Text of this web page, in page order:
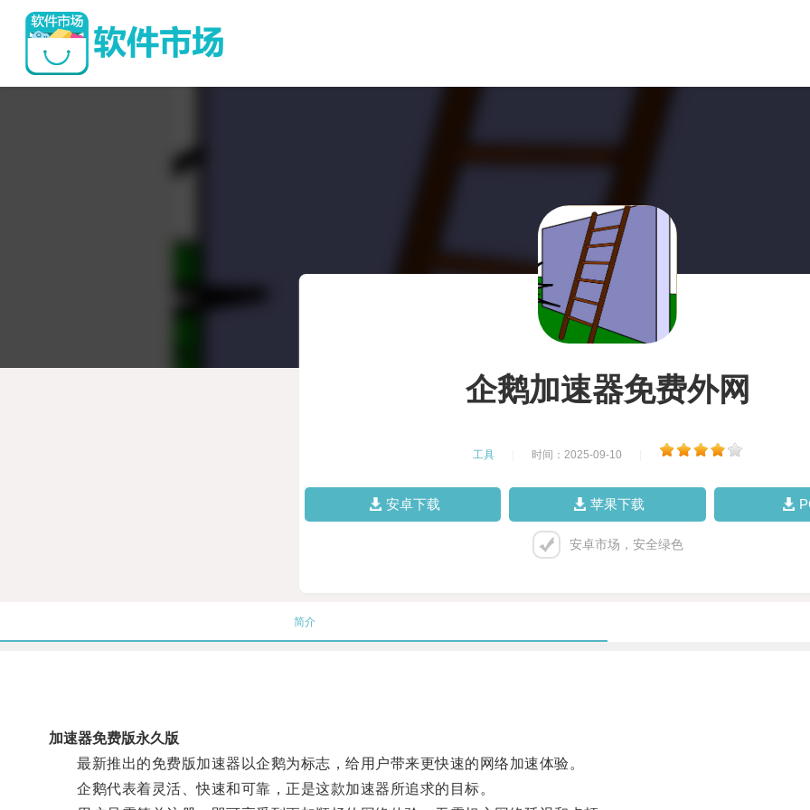
企鹅加速器免费外网
工具 时间：2025-09-10
安卓下载 苹果下载
安卓市场，安全绿色
简介
加速器免费版永久版
最新推出的免费版加速器以企鹅为标志，给用户带来更快速的网络加速体验。
企鹅代表着灵活、快速和可靠，正是这款加速器所追求的目标。